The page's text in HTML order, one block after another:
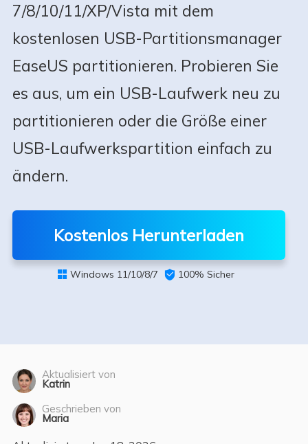
7/8/10/11/XP/Vista mit dem
kostenlosen USB-Partitionsmanager
EaseUS partitionieren. Probieren Sie
es aus, um ein USB-Laufwerk neu zu
partitionieren oder die Größe einer
USB-Laufwerkspartition einfach zu
ändern.
Kostenlos Herunterladen
 Windows 11/10/8/7  100% Sicher
Aktualisiert von
Katrin
Geschrieben von
Maria